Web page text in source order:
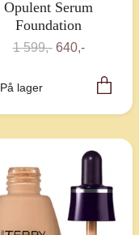
Opulent Serum
Foundation
1 599,- 640,-
På lager